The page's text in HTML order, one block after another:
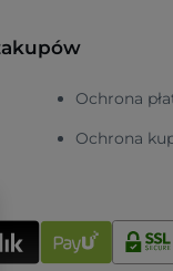
Ochrona
Ochrona